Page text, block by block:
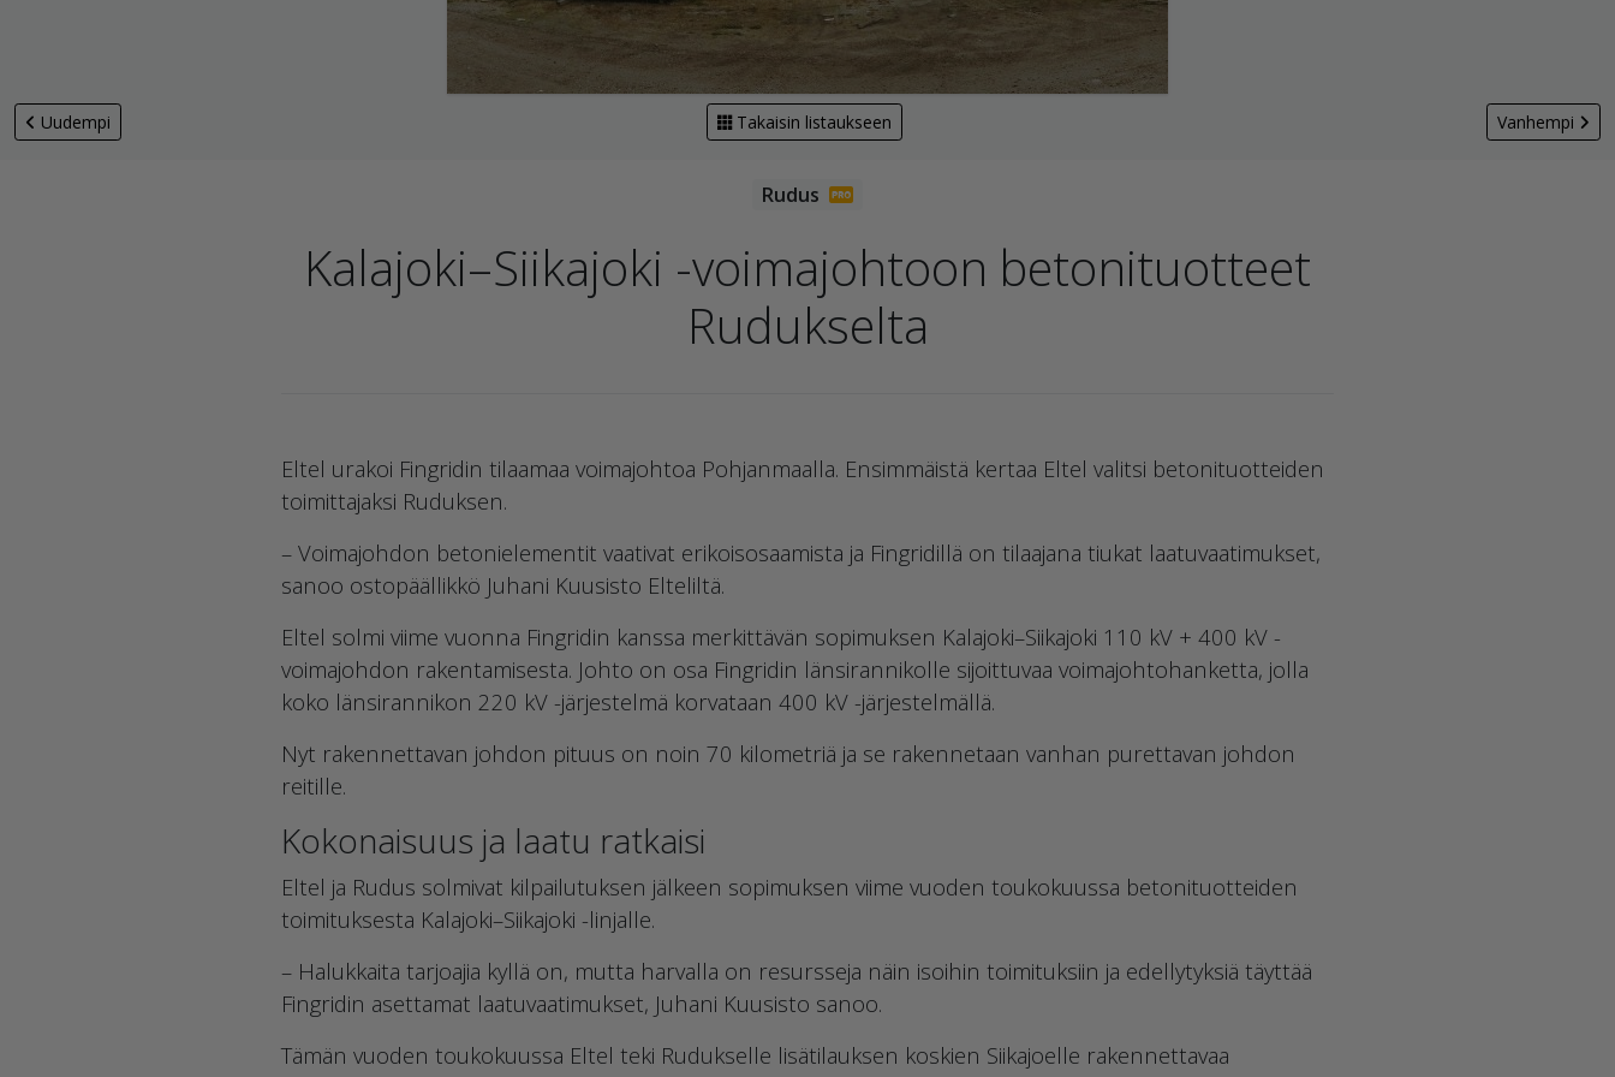
Uudempi Takaisin listaukseen Vanhempi
Kalajoki–Siikajoki -voimajohtoon betonituotteet
Rudukselta
Eltel urakoi Fingridin tilaamaa voimajohtoa Pohjanmaalla. Ensimmäistä kertaa Eltel valitsi betonituotteiden
toimittajaksi Ruduksen.
– Voimajohdon betonielementit vaativat erikoisosaamista ja Fingridillä on tilaajana tiukat laatuvaatimukset,
sanoo ostopäällikkö Juhani Kuusisto Elteliltä.
Eltel solmi viime vuonna Fingridin kanssa merkittävän sopimuksen Kalajoki–Siikajoki 110 kV + 400 kV -
voimajohdon rakentamisesta. Johto on osa Fingridin länsirannikolle sijoittuvaa voimajohtohanketta, jolla
koko länsirannikon 220 kV -järjestelmä korvataan 400 kV -järjestelmällä.
Nyt rakennettavan johdon pituus on noin 70 kilometriä ja se rakennetaan vanhan purettavan johdon
reitille.
Kokonaisuus ja laatu ratkaisi
Eltel ja Rudus solmivat kilpailutuksen jälkeen sopimuksen viime vuoden toukokuussa betonituotteiden
toimituksesta Kalajoki–Siikajoki -linjalle.
– Halukkaita tarjoajia kyllä on, mutta harvalla on resursseja näin isoihin toimituksiin ja edellytyksiä täyttää
Fingridin asettamat laatuvaatimukset, Juhani Kuusisto sanoo.
Tämän vuoden toukokuussa Eltel teki Rudukselle lisätilauksen koskien Siikajoelle rakennettavaa